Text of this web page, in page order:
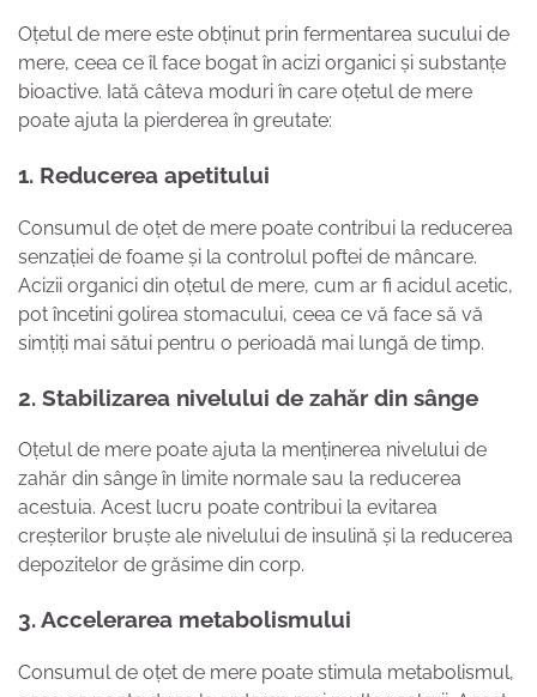
Oțetul de mere este obținut prin fermentarea sucului de
mere, ceea ce îl face bogat în acizi organici și substanțe
bioactive. Iată câteva moduri în care oțetul de mere
poate ajuta la pierderea în greutate:
1. Reducerea apetitului
Consumul de oțet de mere poate contribui la reducerea
senzației de foame și la controlul poftei de mâncare.
Acizii organici din oțetul de mere, cum ar fi acidul acetic,
pot încetini golirea stomacului, ceea ce vă face să vă
simțiți mai sătui pentru o perioadă mai lungă de timp.
2. Stabilizarea nivelului de zahăr din sânge
Oțetul de mere poate ajuta la menținerea nivelului de
zahăr din sânge în limite normale sau la reducerea
acestuia. Acest lucru poate contribui la evitarea
creșterilor bruște ale nivelului de insulină și la reducerea
depozitelor de grăsime din corp.
3. Accelerarea metabolismului
Consumul de oțet de mere poate stimula metabolismul,